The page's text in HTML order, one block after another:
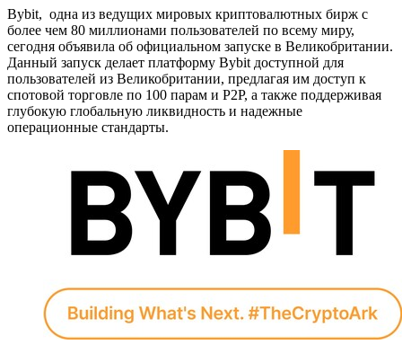
Bybit, одна из ведущих мировых криптовалютных бирж с
более чем 80 миллионами пользователей по всему миру,
сегодня объявила об официальном запуске в Великобритании.
Данный запуск делает платформу Bybit доступной для
пользователей из Великобритании, предлагая им доступ к
спотовой торговле по 100 парам и P2P, а также поддерживая
глубокую глобальную ликвидность и надежные
операционные стандарты.